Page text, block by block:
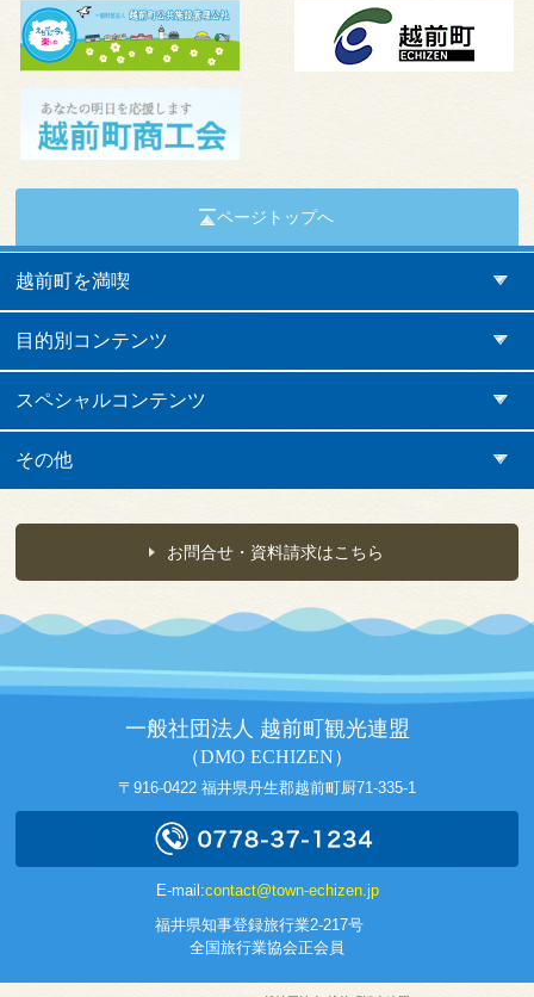
ページトップへ
越前町を満喫
目的別コンテンツ
スペシャルコンテンツ
その他
お問合せ・資料請求はこちら
一般社団法人 越前町観光連盟
（DMO ECHIZEN）
〒916-0422 福井県丹生郡越前町厨71-335-1
E-mail:contact@town-echizen.jp
福井県知事登録旅行業2-217号
全国旅行業協会正会員